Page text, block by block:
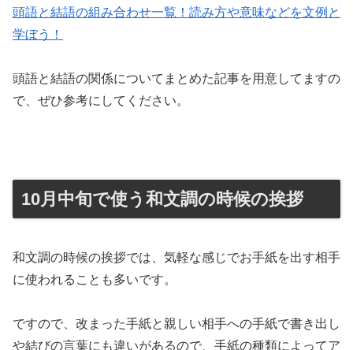
頭語と結語の組み合わせ一覧！読み方や意味などを文例と
学ぼう！
頭語と結語の関係についてまとめた記事を用意してますの
で、ぜひ参考にしてください。
10月中旬で使う和文調の時候の挨拶
和文調の時候の挨拶では、気軽な感じでお手紙を出す相手
に使われることも多いです。
ですので、改まった手紙と親しい相手への手紙で書き出し
や結びの言葉にも違いがあるので、手紙の種類によってア